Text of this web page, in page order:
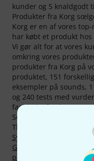
kunder og 5 knaldgodt
Produkter fra Korg
Korg er en af vores
har købt et produkt hos
Vi gør alt for at vores
omkring vores
produkter fra Korg på
produktet, 151
eksempler på sounds,
og 240 tests med
fagblade (forsk. sprog).
Som sagt er
Thomann i
Synthesizere
Compact
Grooveboxe
pads